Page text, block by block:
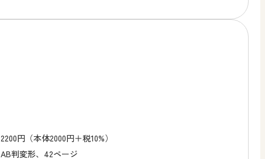
2200円（本体2000円＋税10%）
AB判変形、42ページ